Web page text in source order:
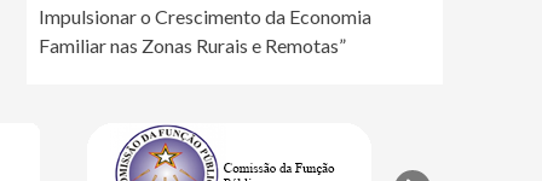
Impulsionar o Crescimento da Economia
Familiar nas Zonas Rurais e Remotas”